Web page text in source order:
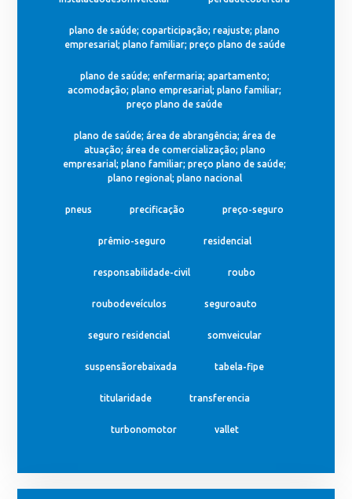
plano de saúde; coparticipação; reajuste; plano
empresarial; plano familiar; preço plano de saúde
plano de saúde; enfermaria; apartamento;
acomodação; plano empresarial; plano familiar;
preço plano de saúde
plano de saúde; área de abrangência; área de
atuação; área de comercialização; plano
empresarial; plano familiar; preço plano de saúde;
plano regional; plano nacional
pneus precificação preço-seguro
prêmio-seguro residencial
responsabilidade-civil roubo
roubodeveículos seguroauto
seguro residencial somveicular
suspensãorebaixada tabela-fipe
titularidade transferencia
turbonomotor vallet